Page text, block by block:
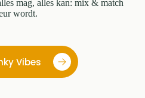
mag, alles kan: mix & match
wordt.
Vibes